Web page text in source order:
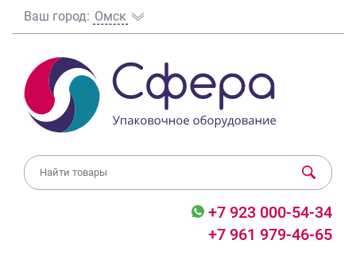
Ваш город: Омск
+7 923 000-54-34
+7 961 979-46-65